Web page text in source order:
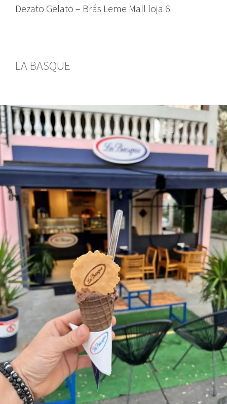
Dezato Gelato – Brás Leme Mall loja 6
LA BASQUE